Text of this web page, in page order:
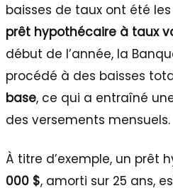
baisses de taux ont été
prêt hypothécaire à taux
début de l’année, la
procédé à des baisses
base, ce qui a entraîné
des versements mensuels.
À titre d’exemple, un prêt
000 $, amorti sur 25 ans,